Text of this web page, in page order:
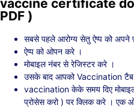
vaccine certificate
PDF )
सबसे पहले आरोग्य सेतु ऐप्प को अपने
ऐप्प को ओपन करे ।
मोबाइल नंबर से रेजिस्टर करे ।
उसके बाद आपको Vaccination
vaccination केके समय दिए
प्रोसेस करो ) पर क्लिक करे । एक